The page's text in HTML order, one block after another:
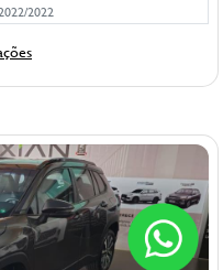
2022